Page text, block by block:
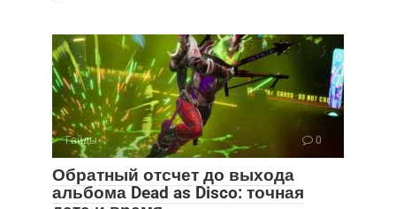
Гайды 0
Обратный отсчет до выхода
альбома Dead as Disco: точная